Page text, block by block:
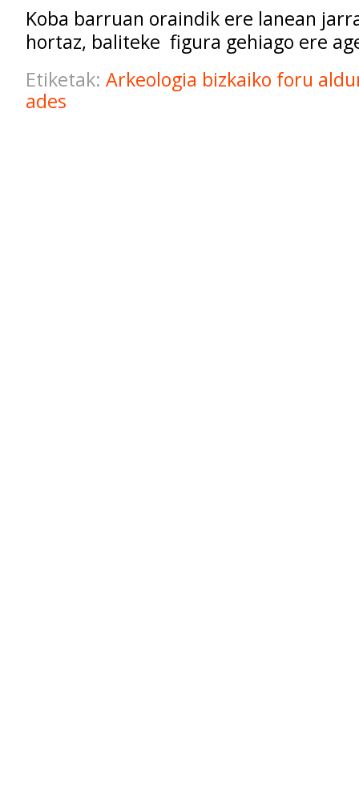
Koba barruan oraindik ere lanean
hortaz, baliteke figura gehiago ere
Etiketak: Arkeologia bizkaiko foru
ades